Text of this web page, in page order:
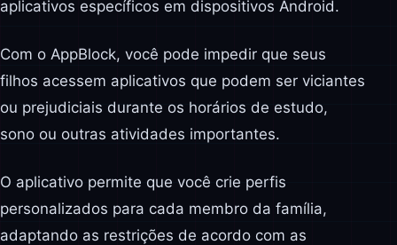
aplicativos específicos em dispositivos Android.
Com o AppBlock, você pode impedir que seus
filhos acessem aplicativos que podem ser viciantes
ou prejudiciais durante os horários de estudo,
sono ou outras atividades importantes.
O aplicativo permite que você crie perfis
personalizados para cada membro da família,
adaptando as restrições de acordo com as